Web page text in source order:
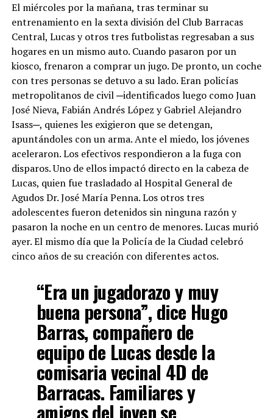
El miércoles por la mañana, tras terminar su
entrenamiento en la sexta división del Club Barracas
Central, Lucas y otros tres futbolistas regresaban a sus
hogares en un mismo auto. Cuando pasaron por un
kiosco, frenaron a comprar un jugo. De pronto, un coche
con tres personas se detuvo a su lado. Eran policías
metropolitanos de civil ─identificados luego como Juan
José Nieva, Fabián Andrés López y Gabriel Alejandro
Isass─, quienes les exigieron que se detengan,
apuntándoles con un arma. Ante el miedo, los jóvenes
aceleraron. Los efectivos respondieron a la fuga con
disparos. Uno de ellos impactó directo en la cabeza de
Lucas, quien fue trasladado al Hospital General de
Agudos Dr. José María Penna. Los otros tres
adolescentes fueron detenidos sin ninguna razón y
pasaron la noche en un centro de menores. Lucas murió
ayer. El mismo día que la Policía de la Ciudad celebró
cinco años de su creación con diferentes actos.
“Era un jugadorazo y muy
buena persona”, dice Hugo
Barras, compañero de
equipo de Lucas desde la
comisaria vecinal 4D de
Barracas. Familiares y
amigos del joven se